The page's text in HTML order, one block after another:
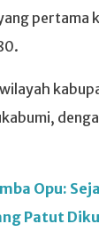
pertama
Opu:
Patut